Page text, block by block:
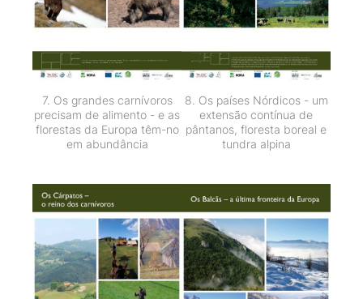
7. Os grandes carnívoros
precisam de alimento - e as
florestas da Europa têm-no
em abundância
8. Os países Nórdicos - um
extensão contínua de
pântanos, floresta boreal e
tundra alpina